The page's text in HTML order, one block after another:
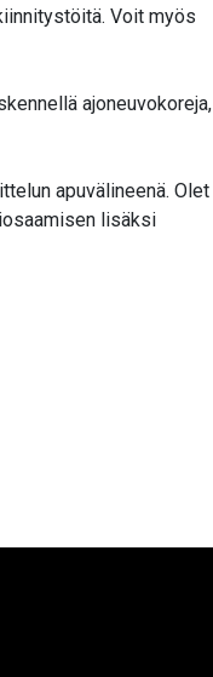
Voit myös
ajoneuvokoreja,
apuvälineenä. Olet
lisäksi